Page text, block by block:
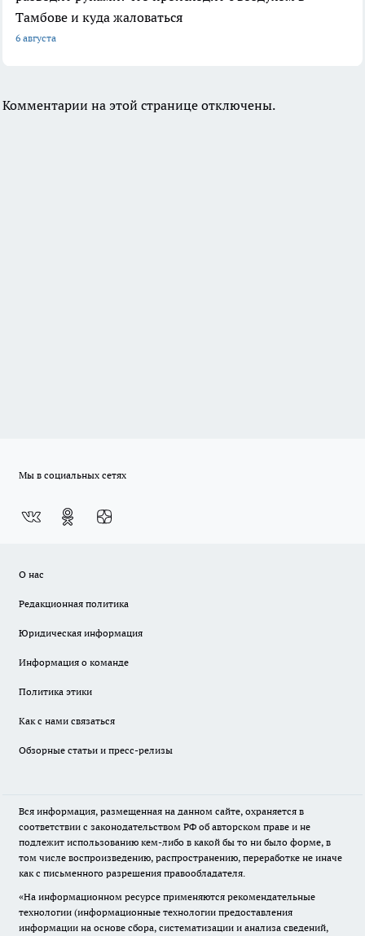
Тамбове и куда жаловаться
6 августа
Комментарии на этой странице отключены.
Мы в социальных сетях
О нас
Редакционная политика
Юридическая информация
Информация о команде
Политика этики
Как с нами связаться
Обзорные статьи и пресс-релизы
Вся информация, размещенная на данном сайте, охраняется в
соответствии с законодательством РФ об авторском праве и не
подлежит использованию кем-либо в какой бы то ни было форме, в
том числе воспроизведению, распространению, переработке не иначе
как с письменного разрешения правообладателя.
«На информационном ресурсе применяются рекомендательные
технологии (информационные технологии предоставления
информации на основе сбора, систематизации и анализа сведений,